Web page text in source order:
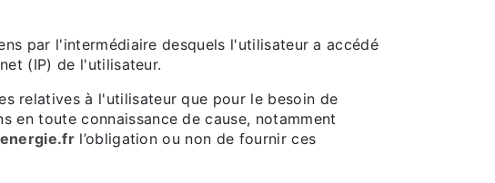
par l'intermédiaire desquels l'utilisateur a accédé
(IP) de l'utilisateur.
relatives à l'utilisateur que pour le besoin de
en toute connaissance de cause, notamment
l’obligation ou non de fournir ces